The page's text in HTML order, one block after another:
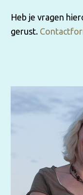
Heb je vragen
gerust.